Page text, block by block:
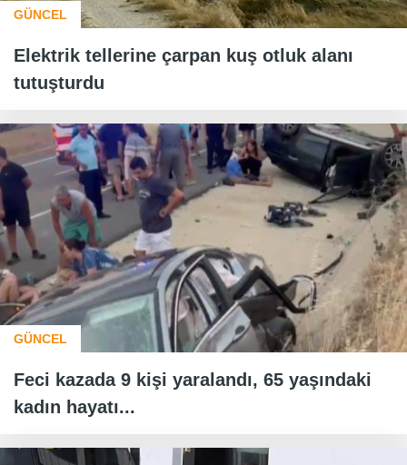
GÜNCEL
Elektrik tellerine çarpan kuş otluk alanı
tutuşturdu
GÜNCEL
Feci kazada 9 kişi yaralandı, 65 yaşındaki
kadın hayatı...